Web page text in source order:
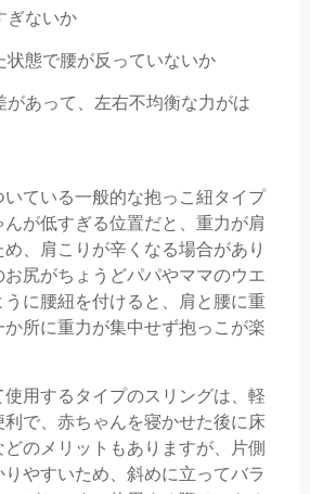
ぎないか
状態で腰が反っていないか
があって、左右不均衡な力がは
ている一般的な抱っこ紐タイプ
が低すぎる位置だと、重力が肩
、肩こりが辛くなる場合があり
お尻がちょうどパパやママのウエ
に腰紐を付けると、肩と腰に重
所に重力が集中せず抱っこが楽
用するタイプのスリングは、軽
利で、赤ちゃんを寝かせた後に床
のメリットもありますが、片側
やすいため、斜めに立ってバラ